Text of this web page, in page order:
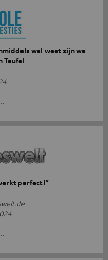
wel weet zijn we
Teufel
perfect!”